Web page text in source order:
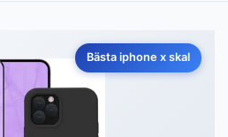
Bästa iphone x skal